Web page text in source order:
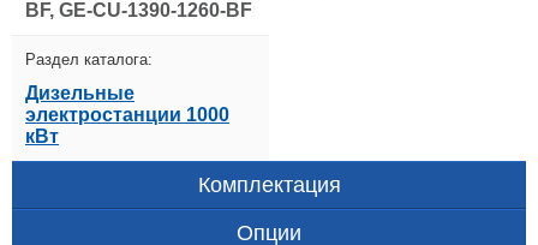
BF, GE-CU-1390-1260-BF
Раздел каталога:
Дизельные
электростанции 1000
кВт
Комплектация
Опции